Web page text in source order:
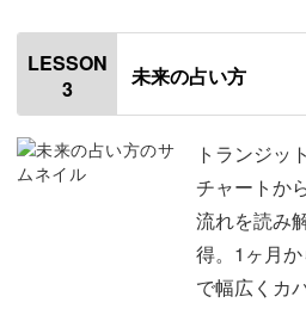
これから自分の人生はどうなっ
なるところですよね。
占星術では、トランジットチャ
を使い分けることで読み解いて
星座ごとの相性について
相性が良い人を探す方法
恋愛・結婚の相性を見る方法
上司・部下との相性を見る方法
相性を見るときの心構え
LESSON
3
未来の占い方
トランジッ
チャートか
流れを読み
得。1ヶ月
で幅広くカ